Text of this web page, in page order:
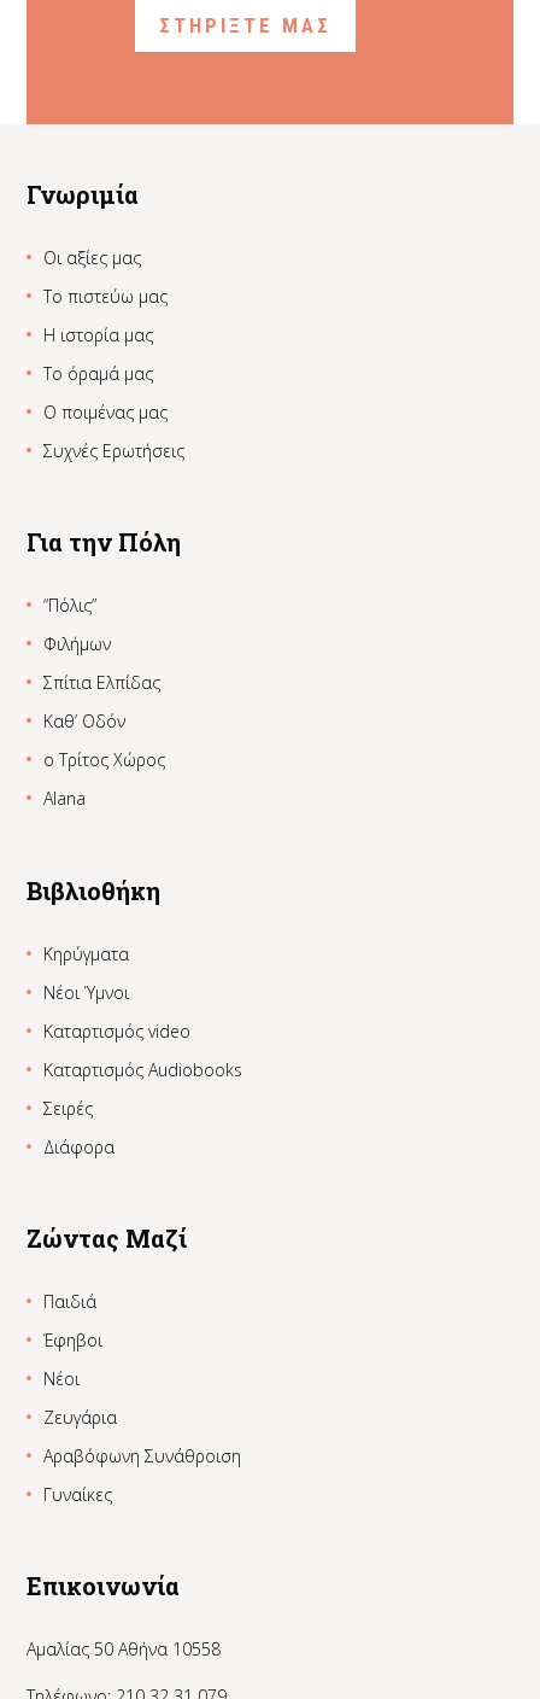
ΣΤΗΡΙΞΤΕ ΜΑΣ
Γνωριμία
Οι αξίες μας
Το πιστεύω μας
Η ιστορία μας
Το όραμά μας
Ο ποιμένας μας
Συχνές Ερωτήσεις
Για την Πόλη
“Πόλις”
Φιλήμων
Σπίτια Ελπίδας
Καθ’ Οδόν
ο Τρίτος Χώρος
Alana
Βιβλιοθήκη
Κηρύγματα
Νέοι Ύμνοι
Καταρτισμός video
Καταρτισμός Audiobooks
Σειρές
Διάφορα
Ζώντας Μαζί
Παιδιά
Έφηβοι
Νέοι
Ζευγάρια
Αραβόφωνη Συνάθροιση
Γυναίκες
Επικοινωνία
Αμαλίας 50 Αθήνα 10558